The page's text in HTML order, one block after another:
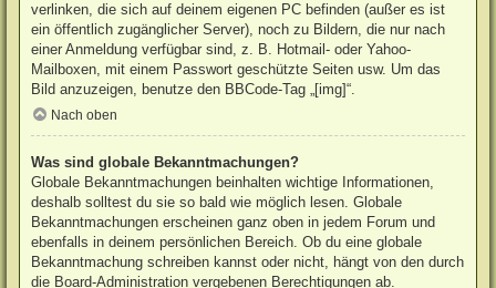
verlinken, die sich auf deinem eigenen PC befinden (außer es ist
ein öffentlich zugänglicher Server), noch zu Bildern, die nur nach
einer Anmeldung verfügbar sind, z. B. Hotmail- oder Yahoo-
Mailboxen, mit einem Passwort geschützte Seiten usw. Um das
Bild anzuzeigen, benutze den BBCode-Tag „[img]“.
Nach oben
Was sind globale Bekanntmachungen?
Globale Bekanntmachungen beinhalten wichtige Informationen,
deshalb solltest du sie so bald wie möglich lesen. Globale
Bekanntmachungen erscheinen ganz oben in jedem Forum und
ebenfalls in deinem persönlichen Bereich. Ob du eine globale
Bekanntmachung schreiben kannst oder nicht, hängt von den durch
die Board-Administration vergebenen Berechtigungen ab.